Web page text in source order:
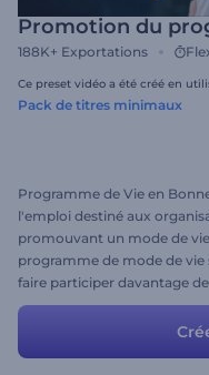
Promotion du
188K+ Exportations
Ce preset vidéo a été créé en
Pack de titres minimaux
Programme de Vie en
l'emploi destiné aux
promouvant un mode de
programme de mode de
faire participer davantage
texte, téléchargez vos
vous êtes libre d'apporter
souhaité :)